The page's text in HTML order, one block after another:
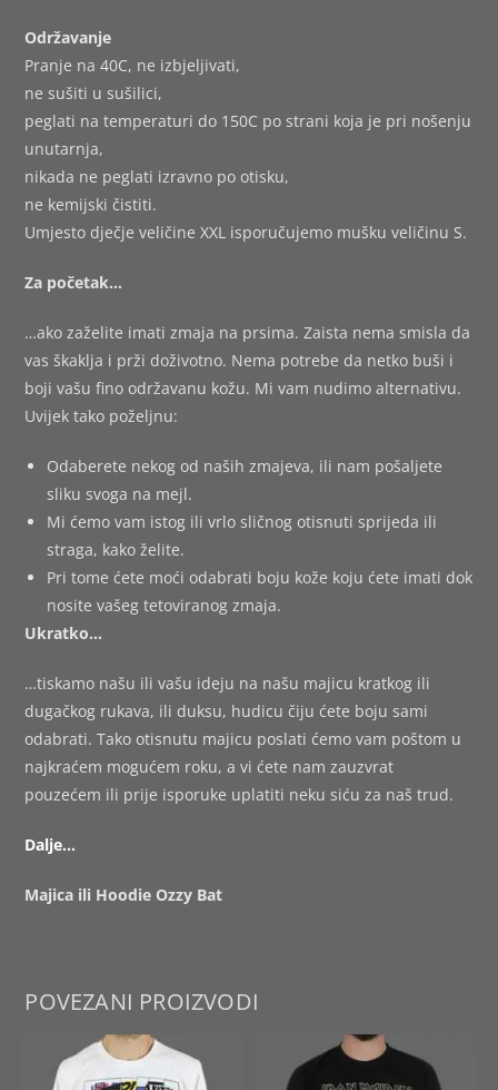
Održavanje
Pranje na 40C, ne izbjeljivati,
ne sušiti u sušilici,
peglati na temperaturi do 150C po strani koja je pri nošenju
unutarnja,
nikada ne peglati izravno po otisku,
ne kemijski čistiti.
Umjesto dječje veličine XXL isporučujemo mušku veličinu S.
Za početak…
…ako zaželite imati zmaja na prsima. Zaista nema smisla da
vas škaklja i prži doživotno. Nema potrebe da netko buši i
boji vašu fino održavanu kožu. Mi vam nudimo alternativu.
Uvijek tako poželjnu:
Odaberete nekog od naših zmajeva, ili nam pošaljete
sliku svoga na mejl.
Mi ćemo vam istog ili vrlo sličnog otisnuti sprijeda ili
straga, kako želite.
Pri tome ćete moći odabrati boju kože koju ćete imati dok
nosite vašeg tetoviranog zmaja.
Ukratko…
…tiskamo našu ili vašu ideju na našu majicu kratkog ili
dugačkog rukava, ili duksu, hudicu čiju ćete boju sami
odabrati. Tako otisnutu majicu poslati ćemo vam poštom u
najkraćem mogućem roku, a vi ćete nam zauzvrat
pouzećem ili prije isporuke uplatiti neku siću za naš trud.
Dalje…
Majica ili Hoodie Ozzy Bat
POVEZANI PROIZVODI